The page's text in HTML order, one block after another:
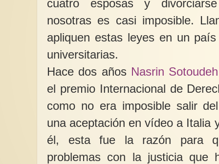
cuatro esposas y
nosotras es casi imposible.
apliquen estas leyes en un
universitarias.
Hace dos años Nasrin Sotoudeh
el premio Internacional de
como no era imposible salir
una aceptación en vídeo a Italia
él, esta fue la razón para
problemas con la justicia que